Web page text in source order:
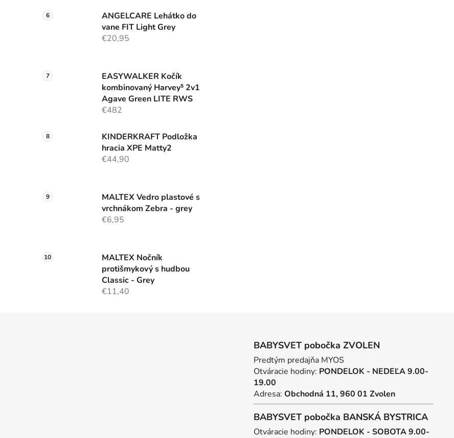
ANGELCARE Lehátko do
vane FIT Light Grey
€20,95
EASYWALKER Kočík
kombinovaný Harvey⁵ 2v1
Agave Green LITE RWS
€482
KINDERKRAFT Podložka
hracia XPE Matty2
€44,90
MALTEX Vedro plastové s
vrchnákom Zebra - grey
€6,95
MALTEX Nočník
protišmykový s hudbou
Classic - Grey
€11,40
BABYSVET pobočka ZVOLEN
Predtým predajňa MYOS
Otváracie hodiny: PONDELOK - NEDEĽA 9.00-
19.00
Adresa: Obchodná 11, 960 01 Zvolen
BABYSVET pobočka BANSKÁ BYSTRICA
Otváracie hodiny: PONDELOK - SOBOTA 9.00-